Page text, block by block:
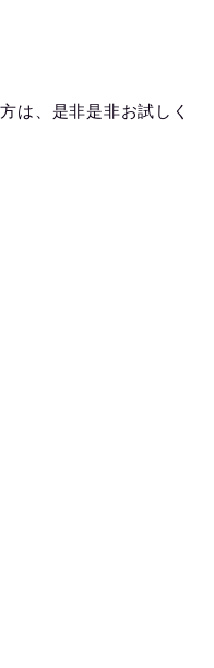
は、是非是非お試しく